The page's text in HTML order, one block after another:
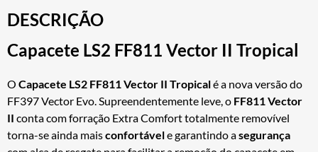
DESCRIÇÃO
Capacete LS2 FF811 Vector II Tropical
O Capacete LS2 FF811 Vector II Tropicalé a nova versão do
FF397 Vector Evo. Supreendentemente leve, o FF811 Vector
II conta com forração Extra Comfort totalmente removível
torna-se ainda maisconfortávele garantindo asegurança